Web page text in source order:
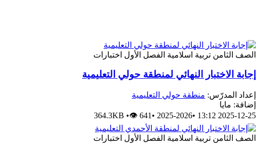
الصف الثامن تربية اسلامية الفصل الأول اختبارات
إجابة الاختبار النهائي لمنطقة حولي التعليمية
إعداد المدرّس: منطقة حولي التعليمية
إضافة: مايا
2025-12-25 13:12
•
2025-2026
•
364.3KB •👁 641
الصف الثامن تربية اسلامية الفصل الأول اختبارات